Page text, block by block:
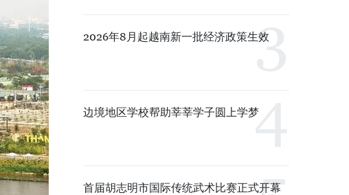
2026年8月起越南新一批经济政策生效
边境地区学校帮助莘莘学子圆上学梦
首届胡志明市国际传统武术比赛正式开幕